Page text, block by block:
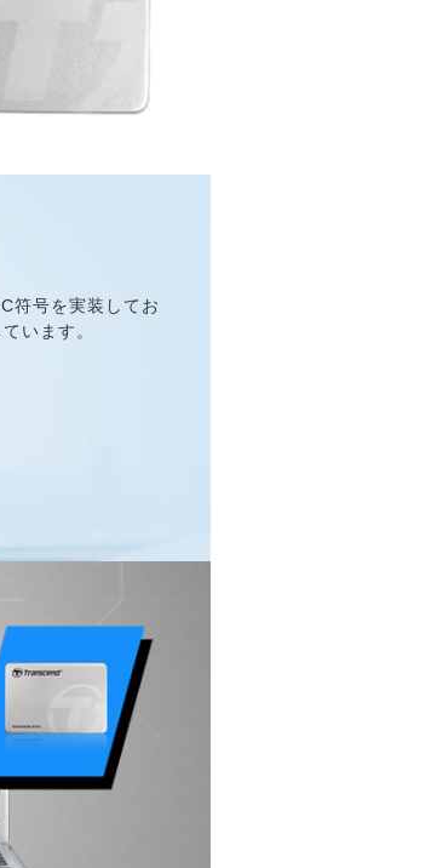
符号を実装してお
います。